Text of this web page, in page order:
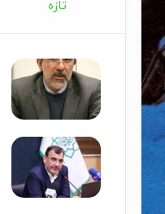
تازه